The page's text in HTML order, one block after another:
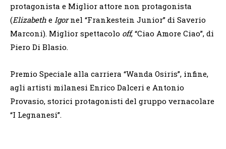
protagonista e Miglior attore non protagonista
(Elizabeth e Igornel “Frankestein Junior” di Saverio
Marconi). Miglior spettacolo off, “Ciao Amore Ciao”, di
Piero Di Blasio.
Premio Speciale alla carriera “Wanda Osiris”, infine,
agli artisti milanesi Enrico Dalceri e Antonio
Provasio, storici protagonisti del gruppo vernacolare
“I Legnanesi”.